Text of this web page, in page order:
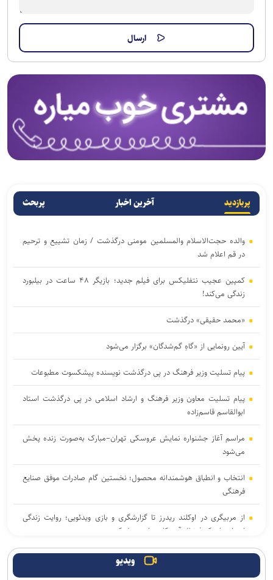
پربازدید آخرین اخبار پربحث
والده حجت‌الاسلام والمسلمین مومنی درگذشت / زمان تشییع و ترحیم
در قم اعلام شد
کمپین عجیب نتفلیکس برای فیلم جدید؛ بازیگر ۴۸ ساعت در بیلبورد
زندگی می‌کند!
«محمد حقیقی» درگذشت
آیین رونمایی از «گاهِ گم‌شدگان» برگزار می‌شود
پیام تسلیت وزیر فرهنگ در پی درگذشت نویسنده پیشکسوت مطبوعات
پیام تسلیت معاون وزیر فرهنگ و ارشاد اسلامی در پی درگذشت استاد
ابوالقاسم قاسم‌زاده
مراسم آغاز جشنواره نمایش عروسکی تهران–مبارک به‌صورت زنده پخش
می‌شود
انتخاب و انطباق هوشمندانه محصول؛ نخستین گام صادرات موفق صنایع
فرهنگی
از مربیگری در اوکلند ریدرز تا گزارشگری و بازی ویدئویی؛ روایت زندگی
اسطورهای که فوتبال آمریکایی را متحول کرد
«کوکوملون: فیلم سینمایی» با تریلری جادویی راهی اکران ۲۰۲۷ شد /
ویدیو